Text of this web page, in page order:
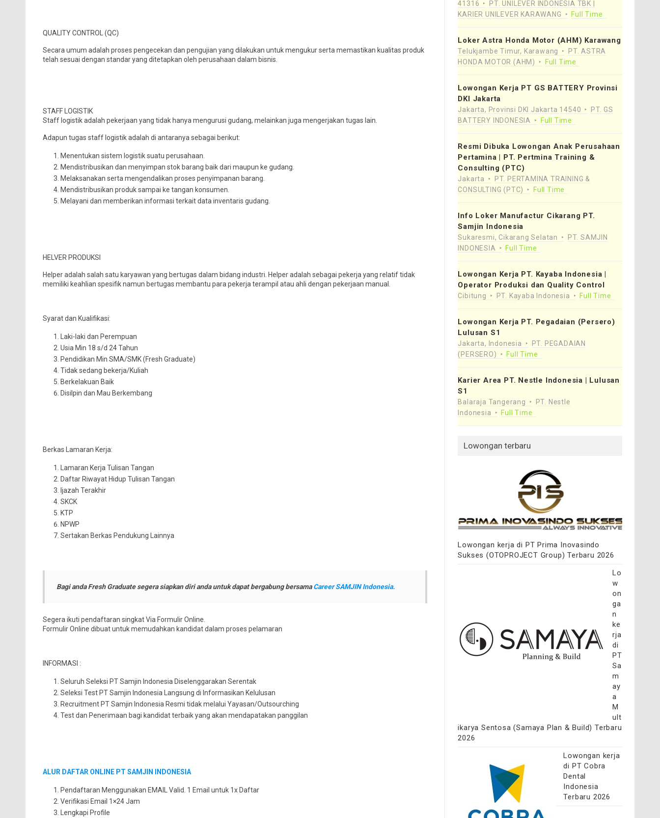
QUALITY CONTROL (QC)
Secara umum adalah proses pengecekan dan pengujian yang dilakukan untuk mengukur serta memastikan kualitas produk
telah sesuai dengan standar yang ditetapkan oleh perusahaan dalam bisnis.
STAFF LOGISTIK
Staff logistik adalah pekerjaan yang tidak hanya mengurusi gudang, melainkan juga mengerjakan tugas lain.
Adapun tugas staff logistik adalah di antaranya sebagai berikut:
Menentukan sistem logistik suatu perusahaan.
Mendistribusikan dan menyimpan stok barang baik dari maupun ke gudang.
Melaksanakan serta mengendalikan proses penyimpanan barang.
Mendistribusikan produk sampai ke tangan konsumen.
Melayani dan memberikan informasi terkait data inventaris gudang.
HELVER PRODUKSI
Helper adalah salah satu karyawan yang bertugas dalam bidang industri. Helper adalah sebagai pekerja yang relatif tidak
memiliki keahlian spesifik namun bertugas membantu para pekerja terampil atau ahli dengan pekerjaan manual.
Syarat dan Kualifikasi:
Laki-laki dan Perempuan
Usia Min 18 s/d 24 Tahun
Pendidikan Min SMA/SMK (Fresh Graduate)
Tidak sedang bekerja/Kuliah
Berkelakuan Baik
Disilpin dan Mau Berkembang
Berkas Lamaran Kerja:
Lamaran Kerja Tulisan Tangan
Daftar Riwayat Hidup Tulisan Tangan
Ijazah Terakhir
SKCK
KTP
NPWP
Sertakan Berkas Pendukung Lainnya
Bagi anda Fresh Graduate segera siapkan diri anda untuk dapat bergabung bersamaCareer SAMJIN Indonesia.
Segera ikuti pendaftaran singkat Via Formulir Online.
Formulir Online dibuat untuk memudahkan kandidat dalam proses pelamaran
INFORMASI :
Seluruh Seleksi PT Samjin Indonesia Diselenggarakan Serentak
Seleksi Test PT Samjin Indonesia Langsung di Informasikan Kelulusan
Recruitment PT Samjin Indonesia Resmi tidak melalui Yayasan/Outsourching
Test dan Penerimaan bagi kandidat terbaik yang akan mendapatakan panggilan
ALUR DAFTAR ONLINE PT SAMJIN INDONESIA
Pendaftaran Menggunakan EMAIL Valid. 1 Email untuk 1x Daftar
Verifikasi Email 1×24 Jam
Lengkapi Profile
41316
PT. UNILEVER INDONESIA TBK |
KARIER UNILEVER KARAWANG
Full Time
Loker Astra Honda Motor (AHM) Karawang
Telukjambe Timur, Karawang
PT. ASTRA
HONDA MOTOR (AHM)
Full Time
Lowongan Kerja PT GS BATTERY Provinsi
DKI Jakarta
Jakarta, Provinsi DKI Jakarta 14540
PT. GS
BATTERY INDONESIA
Full Time
Resmi Dibuka Lowongan Anak Perusahaan
Pertamina | PT. Pertmina Training &
Consulting (PTC)
Jakarta
PT. PERTAMINA TRAINING &
CONSULTING (PTC)
Full Time
Info Loker Manufactur Cikarang PT.
Samjin Indonesia
Sukaresmi, Cikarang Selatan
PT. SAMJIN
INDONESIA
Full Time
Lowongan Kerja PT. Kayaba Indonesia |
Operator Produksi dan Quality Control
Cibitung PT. Kayaba Indonesia Full Time
Lowongan Kerja PT. Pegadaian (Persero)
Lulusan S1
Jakarta, Indonesia
PT. PEGADAIAN
(PERSERO)
Full Time
Karier Area PT. Nestle Indonesia | Lulusan
S1
Balaraja Tangerang
PT. Nestle
Indonesia
Full Time
Lowongan terbaru
Lowongan kerja di PT Prima Inovasindo
Sukses (OTOPROJECT Group) Terbaru 2026
Lo
w
on
ga
n
ke
rja
di
PT
Sa
m
ay
a
M
ult
ikarya Sentosa (Samaya Plan & Build) Terbaru
2026
Lowongan kerja
di PT Cobra
Dental
Indonesia
Terbaru 2026